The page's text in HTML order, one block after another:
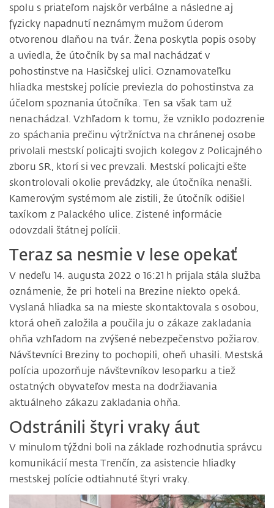
spolu s priateľom najskôr verbálne a následne aj
fyzicky napadnutí neznámym mužom úderom
otvorenou dlaňou na tvár. Žena poskytla popis osoby
a uviedla, že útočník by sa mal nachádzať v
pohostinstve na Hasičskej ulici. Oznamovateľku
hliadka mestskej polície previezla do pohostinstva za
účelom spoznania útočníka. Ten sa však tam už
nenachádzal. Vzhľadom k tomu, že vzniklo podozrenie
zo spáchania prečinu výtržníctva na chránenej osobe
privolali mestskí policajti svojich kolegov z Policajného
zboru SR, ktorí si vec prevzali. Mestskí policajti ešte
skontrolovali okolie prevádzky, ale útočníka nenašli.
Kamerovým systémom ale zistili, že útočník odišiel
taxíkom z Palackého ulice. Zistené informácie
odovzdali štátnej polícii.
Teraz sa nesmie v lese opekať
V nedeľu 14. augusta 2022 o 16:21 h prijala stála služba
oznámenie, že pri hoteli na Brezine niekto opeká.
Vyslaná hliadka sa na mieste skontaktovala s osobou,
ktorá oheň založila a poučila ju o zákaze zakladania
ohňa vzhľadom na zvýšené nebezpečenstvo požiarov.
Návštevníci Breziny to pochopili, oheň uhasili. Mestská
polícia upozorňuje návštevníkov lesoparku a tiež
ostatných obyvateľov mesta na dodržiavania
aktuálneho zákazu zakladania ohňa.
Odstránili štyri vraky áut
V minulom týždni boli na základe rozhodnutia správcu
komunikácií mesta Trenčín, za asistencie hliadky
mestskej polície odtiahnuté štyri vraky.